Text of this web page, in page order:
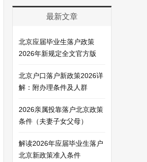
最新文章
北京应届毕业生落户政策
2026年新规定全文官方版
北京户口落户新政策2026详
解：附办理条件及人群
2026亲属投靠落户北京政策
条件（夫妻子女父母）
解读2026年应届毕业生落户
北京新政策准入条件